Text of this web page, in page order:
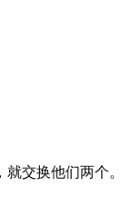
交换他们两个。